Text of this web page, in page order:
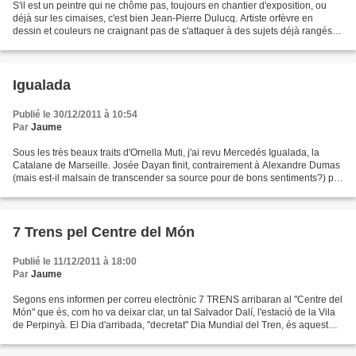
S'il est un peintre qui ne chôme pas, toujours en chantier d'exposition, ou
déjà sur les cimaises, c'est bien Jean-Pierre Dulucq. Artiste orfèvre en
dessin et couleurs ne craignant pas de s'attaquer à des sujets déjà rangés
Igualada
Publié le 30/12/2011 à 10:54
Par Jaume
Sous les très beaux traits d'Ornella Muti, j'ai revu Mercedés Igualada, la
Catalane de Marseille. Josée Dayan finit, contrairement à Alexandre Dumas
(mais est-il malsain de transcender sa source pour de bons sentiments?) par
7 Trens pel Centre del Món
Publié le 11/12/2011 à 18:00
Par Jaume
Segons ens informen per correu electrònic 7 TRENS arribaran al "Centre del
Món" que és, com ho va deixar clar, un tal Salvador Dalí, l'estació de la Vila
de Perpinyà. El Dia d'arribada, "decretat" Dia Mundial del Tren, és aquest